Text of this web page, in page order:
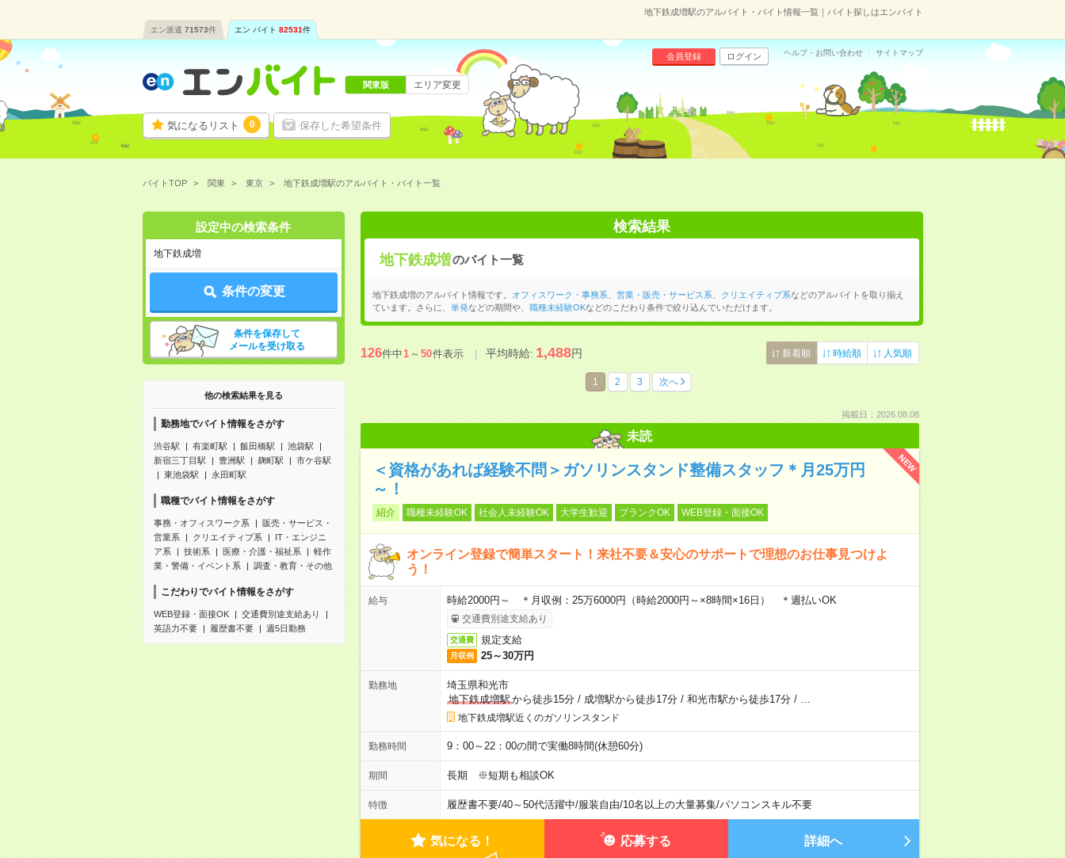
地下鉄成増駅のアルバイト・バイト情報一覧｜バイト探しはエンバイト
エン派遣 71573件 エン バイト 82531件
気になるリスト 0 保存した希望条件
会員登録 ログイン ヘルプ・お問い合わせ サイトマップ
関東版 エリア変更
バイトTOP 関東 東京 地下鉄成増駅のアルバイト・バイト一覧
設定中の検索条件
地下鉄成増
条件の変更
条件を保存して
メールを受け取る
他の検索結果を見る
勤務地でバイト情報をさがす
渋谷駅 有楽町駅 飯田橋駅
池袋駅
新宿三丁目駅
豊洲駅 麹町駅
市ケ谷駅
東池袋駅
永田町駅
職種でバイト情報をさがす
事務・オフィスワーク系
販売・サービス・
営業系
クリエイティブ系
IT・エンジニ
ア系
技術系 医療・介護・福祉系
軽作
業・警備・イベント系
調査・教育・その他
こだわりでバイト情報をさがす
WEB登録・面接OK
交通費別途支給あり
英語力不要
履歴書不要 週5日勤務
検索結果
地下鉄成増のバイト一覧
地下鉄成増のアルバイト情報です。 オフィスワーク・事務系 営業・販売・サービス系 クリエイティブ系などのアルバイトを取り揃え
ています。さらに、
単発などの期間や、 職種未経験OKなどのこだわり条件で絞り込んでいただけます。
126件中1～50件表示 平均時給:1,488円 新着順 時給順 人気順
1 2 3 次へ
掲載日：2026.08.08
未読
NEW
＜資格があれば経験不問＞ガソリンスタンド整備スタッフ＊月25万円
～！
紹介 職種未経験OK 社会人未経験OK 大学生歓迎 ブランクOK WEB登録・面接OK
オンライン登録で簡単スタート！来社不要＆安心のサポートで理想のお仕事見つけよ
う！
給与 時給2000円～ ＊月収例：25万6000円（時給2000円～×8時間×16日） ＊週払いOK
交通費別途支給あり
交通費 規定支給
月収例 25～30万円
勤務地
埼玉県和光市
地下鉄成増駅から徒歩15分/ 成増駅から徒歩17分/ 和光市駅から徒歩17分/
地下鉄成増駅近くのガソリンスタンド
勤務時間 9：00～22：00の間で実働8時間(休憩60分)
期間 長期 ※短期も相談OK
特徴 履歴書不要/40～50代活躍中/服装自由/10名以上の大量募集/パソコンスキル不要
気になる！ 応募する 詳細へ